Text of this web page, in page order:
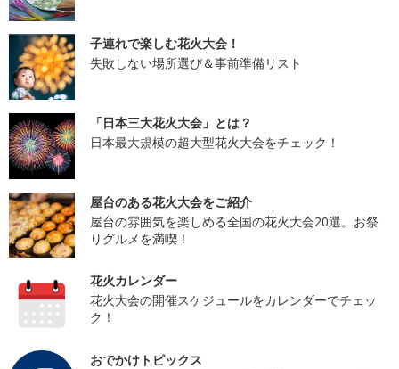
子連れで楽しむ花火大会！
失敗しない場所選び＆事前準備リスト
「日本三大花火大会」とは？
日本最大規模の超大型花火大会をチェック！
屋台のある花火大会をご紹介
屋台の雰囲気を楽しめる全国の花火大会20選。お祭
りグルメを満喫！
花火カレンダー
花火大会の開催スケジュールをカレンダーでチェッ
ク！
おでかけトピックス